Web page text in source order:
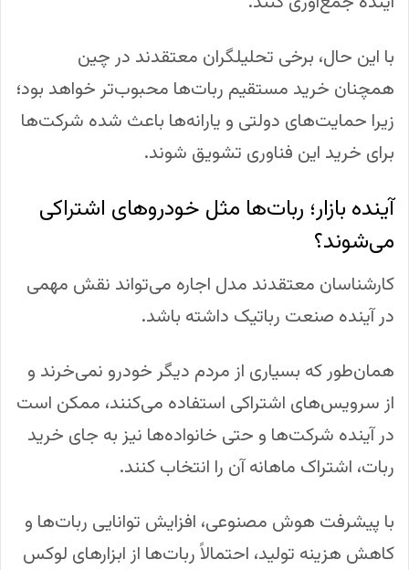
با این حال، برخی تحلیلگران معتقدند در چین
همچنان خرید مستقیم ربات‌ها محبوب‌تر خواهد بود؛
زیرا حمایت‌های دولتی و یارانه‌ها باعث شده شرکت‌ها
برای خرید این فناوری تشویق شوند.
آینده بازار؛ ربات‌ها مثل خودروهای اشتراکی
می‌شوند؟
کارشناسان معتقدند مدل اجاره می‌تواند نقش مهمی
در آینده صنعت رباتیک داشته باشد.
همان‌طور که بسیاری از مردم دیگر خودرو نمی‌خرند و
از سرویس‌های اشتراکی استفاده می‌کنند، ممکن است
در آینده شرکت‌ها و حتی خانواده‌ها نیز به جای خرید
ربات، اشتراک ماهانه آن را انتخاب کنند.
با پیشرفت هوش مصنوعی، افزایش توانایی ربات‌ها و
کاهش هزینه تولید، احتمالاً ربات‌ها از ابزارهای لوکس